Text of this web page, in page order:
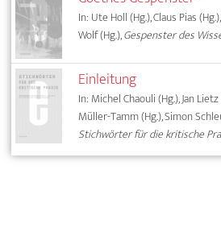
In: Ute Holl (Hg.), Claus Pias
Wolf (Hg.),Gespenster des
Einleitung
In: Michel Chaouli (Hg.), Jan
Müller-Tamm (Hg.), Simon
Stichwörter für die kritische